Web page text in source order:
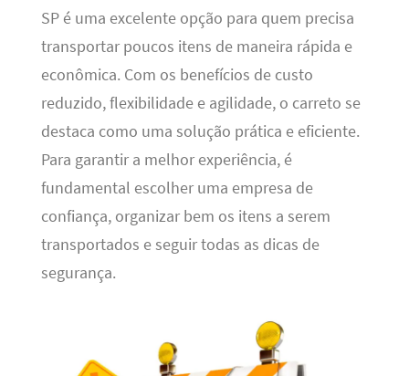
SP é uma excelente opção para quem precisa
transportar poucos itens de maneira rápida e
econômica. Com os benefícios de custo
reduzido, flexibilidade e agilidade, o carreto se
destaca como uma solução prática e eficiente.
Para garantir a melhor experiência, é
fundamental escolher uma empresa de
confiança, organizar bem os itens a serem
transportados e seguir todas as dicas de
segurança.